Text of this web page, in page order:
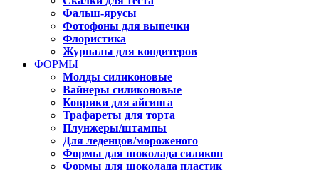
Фальш-ярусы
Фотофоны для выпечки
Флористика
Журналы для кондитеров
ФОРМЫ
Молды силиконовые
Вайнеры силиконовые
Коврики для айсинга
Трафареты для торта
Плунжеры/штампы
Для леденцов/мороженого
Формы для шоколада силикон
Формы для шоколада пластик